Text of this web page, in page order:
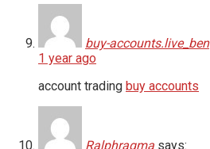
buy-accounts.live_ben
1 year ago
account trading buy accounts
Ralphragma says: